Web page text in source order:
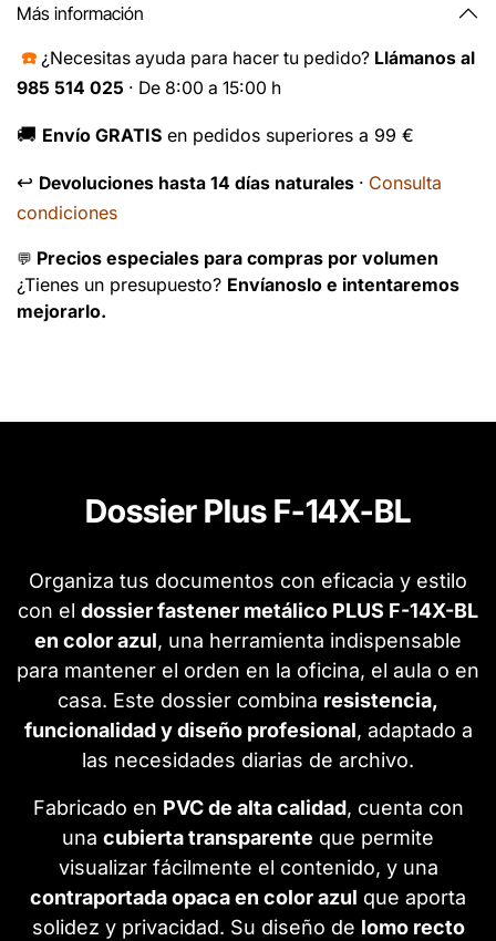
Más información
☎️ ¿Necesitas ayuda para hacer tu pedido? Llámanos al
985 514 025 · De 8:00 a 15:00 h
🚚 Envío GRATIS en pedidos superiores a 99 €
↩️ Devoluciones hasta 14 días naturales · Consulta
condiciones
💬 Precios especiales para compras por volumen
¿Tienes un presupuesto? Envíanoslo e intentaremos
mejorarlo.
Dossier Plus F-14X-BL
Organiza tus documentos con eficacia y estilo
con el dossier fastener metálico PLUS F-14X-BL
en color azul, una herramienta indispensable
para mantener el orden en la oficina, el aula o en
casa. Este dossier combina resistencia,
funcionalidad y diseño profesional, adaptado a
las necesidades diarias de archivo.
Fabricado en PVC de alta calidad, cuenta con
una cubierta transparente que permite
visualizar fácilmente el contenido, y una
contraportada opaca en color azul que aporta
solidez y privacidad. Su diseño de lomo recto